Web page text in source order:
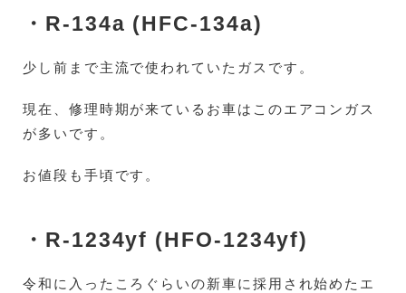
・R-134a (HFC-134a)
少し前まで主流で使われていたガスです。
現在、修理時期が来ているお車はこのエアコンガス
が多いです。
お値段も手頃です。
・R-1234yf (HFO-1234yf)
令和に入ったころぐらいの新車に採用され始めたエ